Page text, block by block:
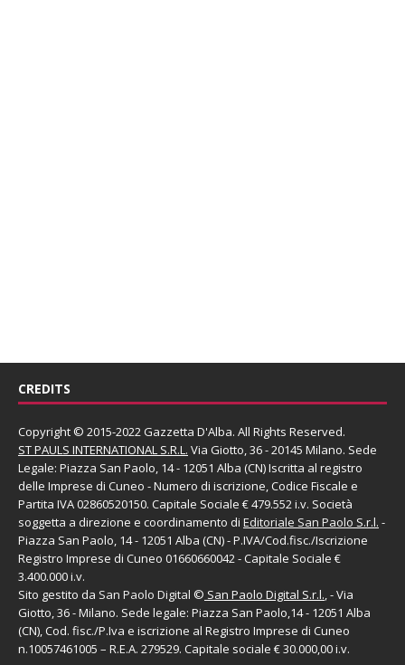
CREDITS
Copyright © 2015-2022 Gazzetta D'Alba. All Rights Reserved.
ST PAULS INTERNATIONAL S.R.L. Via Giotto, 36 - 20145 Milano. Sede
Legale: Piazza San Paolo, 14 - 12051 Alba (CN) Iscritta al registro
delle Imprese di Cuneo - Numero di iscrizione, Codice Fiscale e
Partita IVA 02860520150. Capitale Sociale € 479.552 i.v. Società
soggetta a direzione e coordinamento di Editoriale San Paolo S.r.l. -
Piazza San Paolo, 14 - 12051 Alba (CN) - P.IVA/Cod.fisc./Iscrizione
Registro Imprese di Cuneo 01660660042 - Capitale Sociale €
3.400.000 i.v.
Sito gestito da San Paolo Digital © San Paolo Digital S.r.l., - Via
Giotto, 36 - Milano. Sede legale: Piazza San Paolo,14 - 12051 Alba
(CN), Cod. fisc./P.Iva e iscrizione al Registro Imprese di Cuneo
n.10057461005 – R.E.A. 279529. Capitale sociale € 30.000,00 i.v.